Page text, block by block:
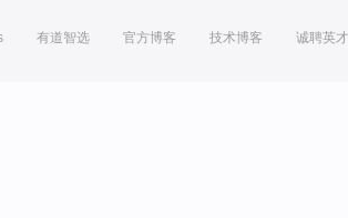
有道智选 官方博客 技术博客 诚聘英才